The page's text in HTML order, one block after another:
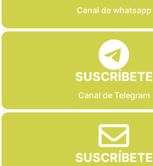
Canal de whatsapp
SUSCRÍBETE
Canal de Telegram
SUSCRÍBETE